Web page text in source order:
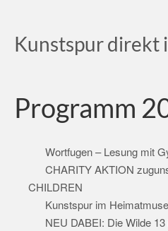
Kunstspur direkt
Programm
Wortfugen – Lesung mit
CHARITY AKTION
CHILDREN
Kunstspur im
NEU DABEI: Die Wilde